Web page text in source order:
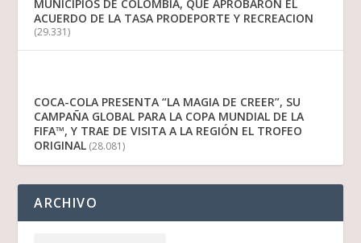
MUNICIPIOS DE COLOMBIA, QUE APROBARON EL
ACUERDO DE LA TASA PRODEPORTE Y RECREACION
(29.331)
COCA-COLA PRESENTA “LA MAGIA DE CREER”, SU
CAMPAÑA GLOBAL PARA LA COPA MUNDIAL DE LA
FIFA™, Y TRAE DE VISITA A LA REGIÓN EL TROFEO
ORIGINAL (28.081)
ARCHIVO